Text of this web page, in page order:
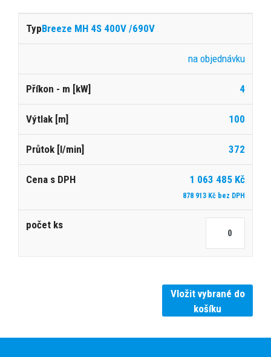
Breeze MH 4S 400V /690V
na objednávku
4
100
372
1 063 485 Kč
878 913 Kč bez DPH
Vložit vybrané do
košíku